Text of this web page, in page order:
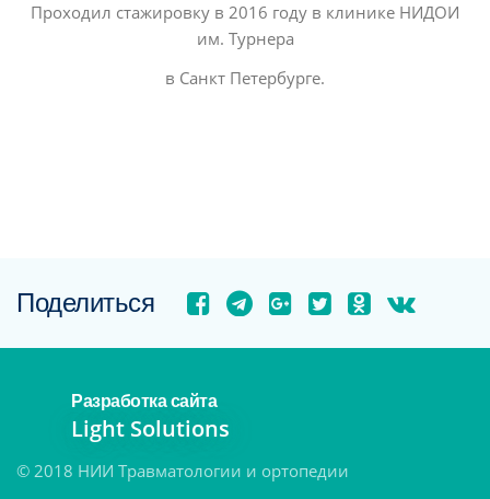
Проходил стажировку в 2016 году в клинике НИДОИ
им. Турнера
в Санкт Петербурге.
Поделиться
© 2018 НИИ Травматологии и ортопедии
Разработка сайта
Light Solutions